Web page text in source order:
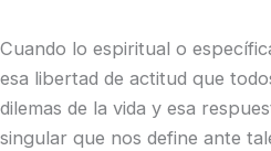
Cuando lo espiritual o
esa libertad de actitud que
dilemas de la vida y esa
singular que nos define ante